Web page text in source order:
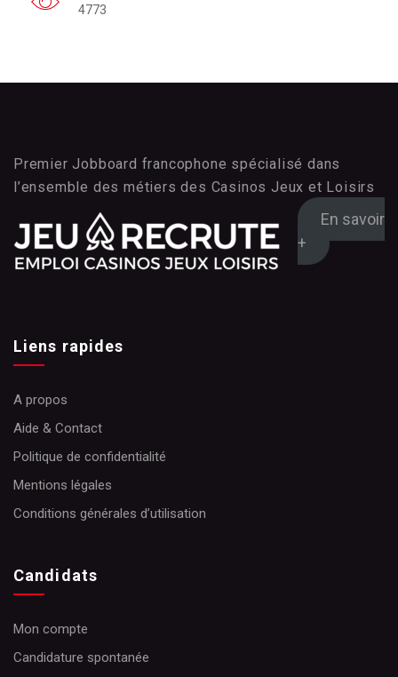
4773
Premier Jobboard francophone spécialisé dans
l’ensemble des métiers des Casinos Jeux et Loisirs
En savoir
+
Liens rapides
A propos
Aide & Contact
Politique de confidentialité
Mentions légales
Conditions générales d’utilisation
Candidats
Mon compte
Candidature spontanée